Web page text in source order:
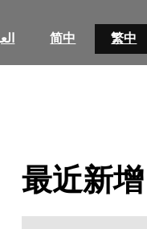
简中 繁中
最近新增